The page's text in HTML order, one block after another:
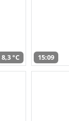
8,3 °C 15:09